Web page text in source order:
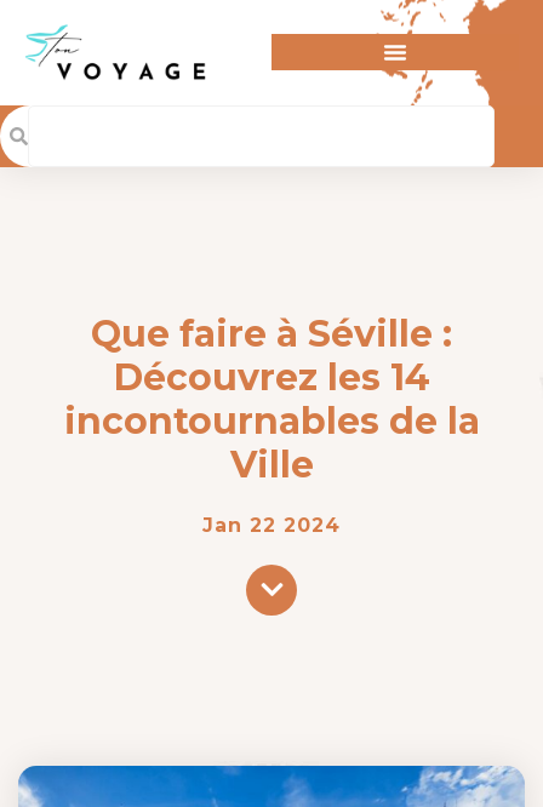
Que faire à Séville :
Découvrez les 14
incontournables de la
Ville
Jan 22 2024